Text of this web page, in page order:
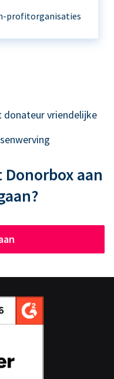
profitorganisaties
vriendelijke
aan